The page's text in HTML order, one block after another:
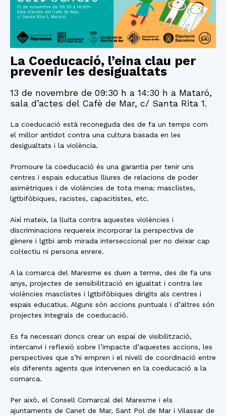
La Coeducació, l’eina clau per
prevenir les desigualtats
13 de novembre de 09:30 h a 14:30 h a Mataró,
sala d’actes del Cafè de Mar, c/ Santa Rita 1.
La coeducació està reconeguda des de fa un temps com
el millor antídot contra una cultura basada en les
desigualtats i la violència.
Promoure la coeducació és una garantia per tenir uns
centres i espais educatius lliures de relacions de poder
asimètriques i de violències de tota mena: masclistes,
lgtbifòbiques, racistes, capacitistes, etc.
Així mateix, la lluita contra aquestes violències i
discriminacions requereix incorporar la perspectiva de
gènere i lgtbi amb mirada interseccional per no deixar cap
col·lectiu ni persona enrere.
A la comarca del Maresme es duen a terme, des de fa uns
anys, projectes de sensibilització en igualtat i contra les
violències masclistes i lgtbifòbiques dirigits als centres i
espais educatius. Alguns són accions puntuals i d’altres són
projectes integrals de coeducació.
Es fa necessari doncs crear un espai de visibilització,
intercanvi i reflexió sobre l’impacte d’aquestes accions, les
perspectives que s’hi empren i el nivell de coordinació entre
els diferents agents que intervenen en la coeducació a la
comarca.
Per això, el Consell Comarcal del Maresme i els
ajuntaments de Canet de Mar, Sant Pol de Mar i Vilassar de